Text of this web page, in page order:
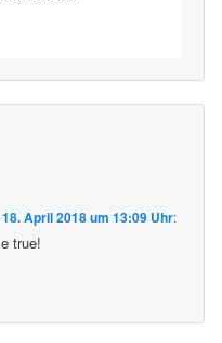
18. April 2018 um 13:09 Uhr:
true!